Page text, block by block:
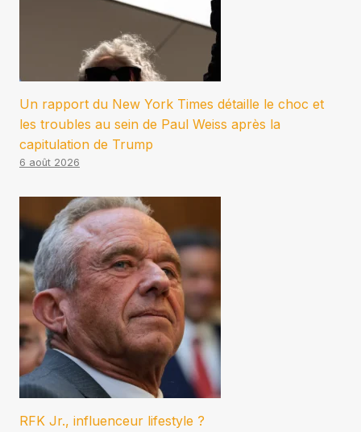
Un rapport du New York Times détaille le choc et
les troubles au sein de Paul Weiss après la
capitulation de Trump
6 août 2026
RFK Jr., influenceur lifestyle ?